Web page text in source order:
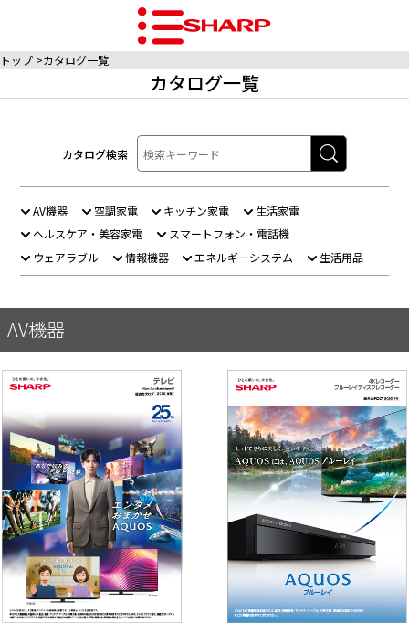
トップ カタログ一覧
カタログ一覧
カタログ検索
AV機器 空調家電 キッチン家電
生活家電
ヘルスケア・美容家電
スマートフォン・電話機
ウェアラブル
情報機器 エネルギーシステム 生活用品
AV機器